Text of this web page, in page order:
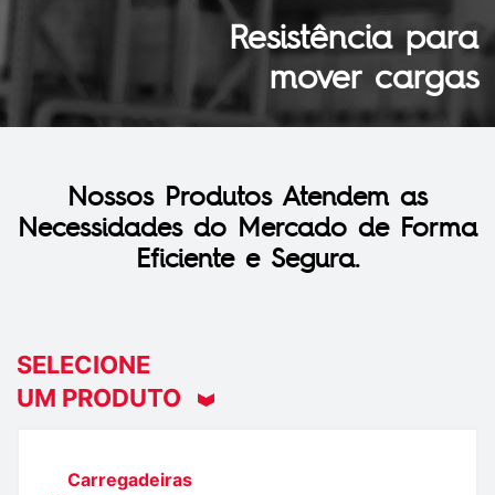
Resistência para
mover cargas
Nossos Produtos Atendem as
Necessidades do Mercado de Forma
Eficiente e Segura.
SELECIONE
UM PRODUTO
Carregadeiras